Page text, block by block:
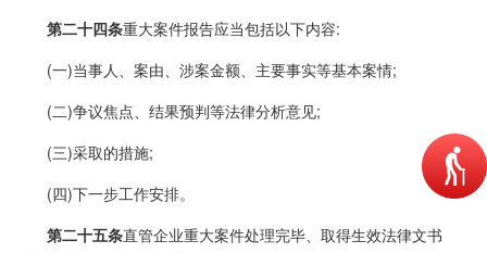
第二十四条重大案件报告应当包括以下内容:
(一)当事人、案由、涉案金额、主要事实等基本案情;
(二)争议焦点、结果预判等法律分析意见;
(三)采取的措施;
(四)下一步工作安排。
第二十五条直管企业重大案件处理完毕、取得生效法律文书